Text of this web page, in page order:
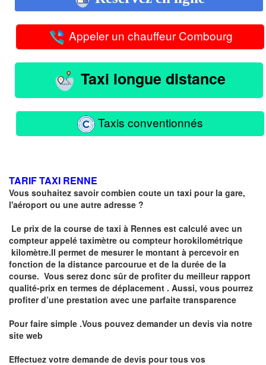
Appeler un chauffeur Combourg
Taxi longue distance
Taxis conventionnés
TARIF TAXI RENNE
Vous souhaitez savoir combien coute un taxi pour la gare,
l'aéroport ou une autre adresse ?
Le prix de la course de taxi à Rennes est calculé avec un
compteurappelé taximètre ou compteur horokilométrique
kilomètre.Il permet de mesurer le montant à percevoir en
fonction de la distance parcourue et de la durée de la
course. Vous serez donc sûr de profiter du meilleur rapport
qualité-prix en termes de déplacement . Aussi, vous pourrez
profiter d’une prestation avec une parfaite transparence
Pour faire simple .Vous pouvez demander un devis via notre
site web
Effectuez votre demande de devis pour tous vos